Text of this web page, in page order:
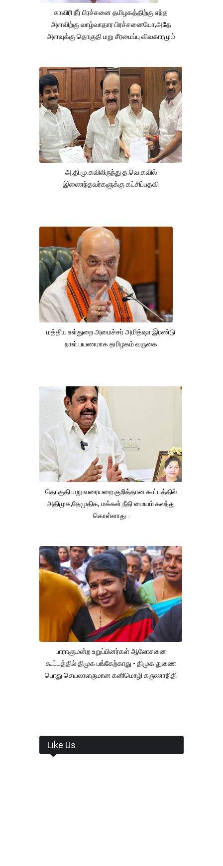
காவிரி நீர் பிரச்சனை தமிழகத்திற்கு எந்த
அளவிற்கு வாழ்வாதார பிரச்சனையோ,அதே
அளவுக்கு தொகுதி மறு சீரமைப்பு விவகாரமும்
அ.தி.மு.கவிலிருந்து த.வெ.கவில்
இணைந்தவர்களுக்கு கட்சிப்பதவி
மத்திய உள்துறை அமைச்சர் அமித்ஷா இரண்டு
நாள் பயணமாக தமிழகம் வருகை
தொகுதி மறு வரையறை குறித்தான கூட்டத்தில்
அதிமுக,தேமுதிக, மக்கள் நீதி மையம் கலந்து
கொள்ளாது .
பாராளுமன்ற உறுப்பினர்கள் ஆலோசனை
கூட்டத்தில் திமுக பங்கேற்காது - திமுக துணை
பொது செயலாளருமான கனிமொழி கருணாநிதி
Like Us